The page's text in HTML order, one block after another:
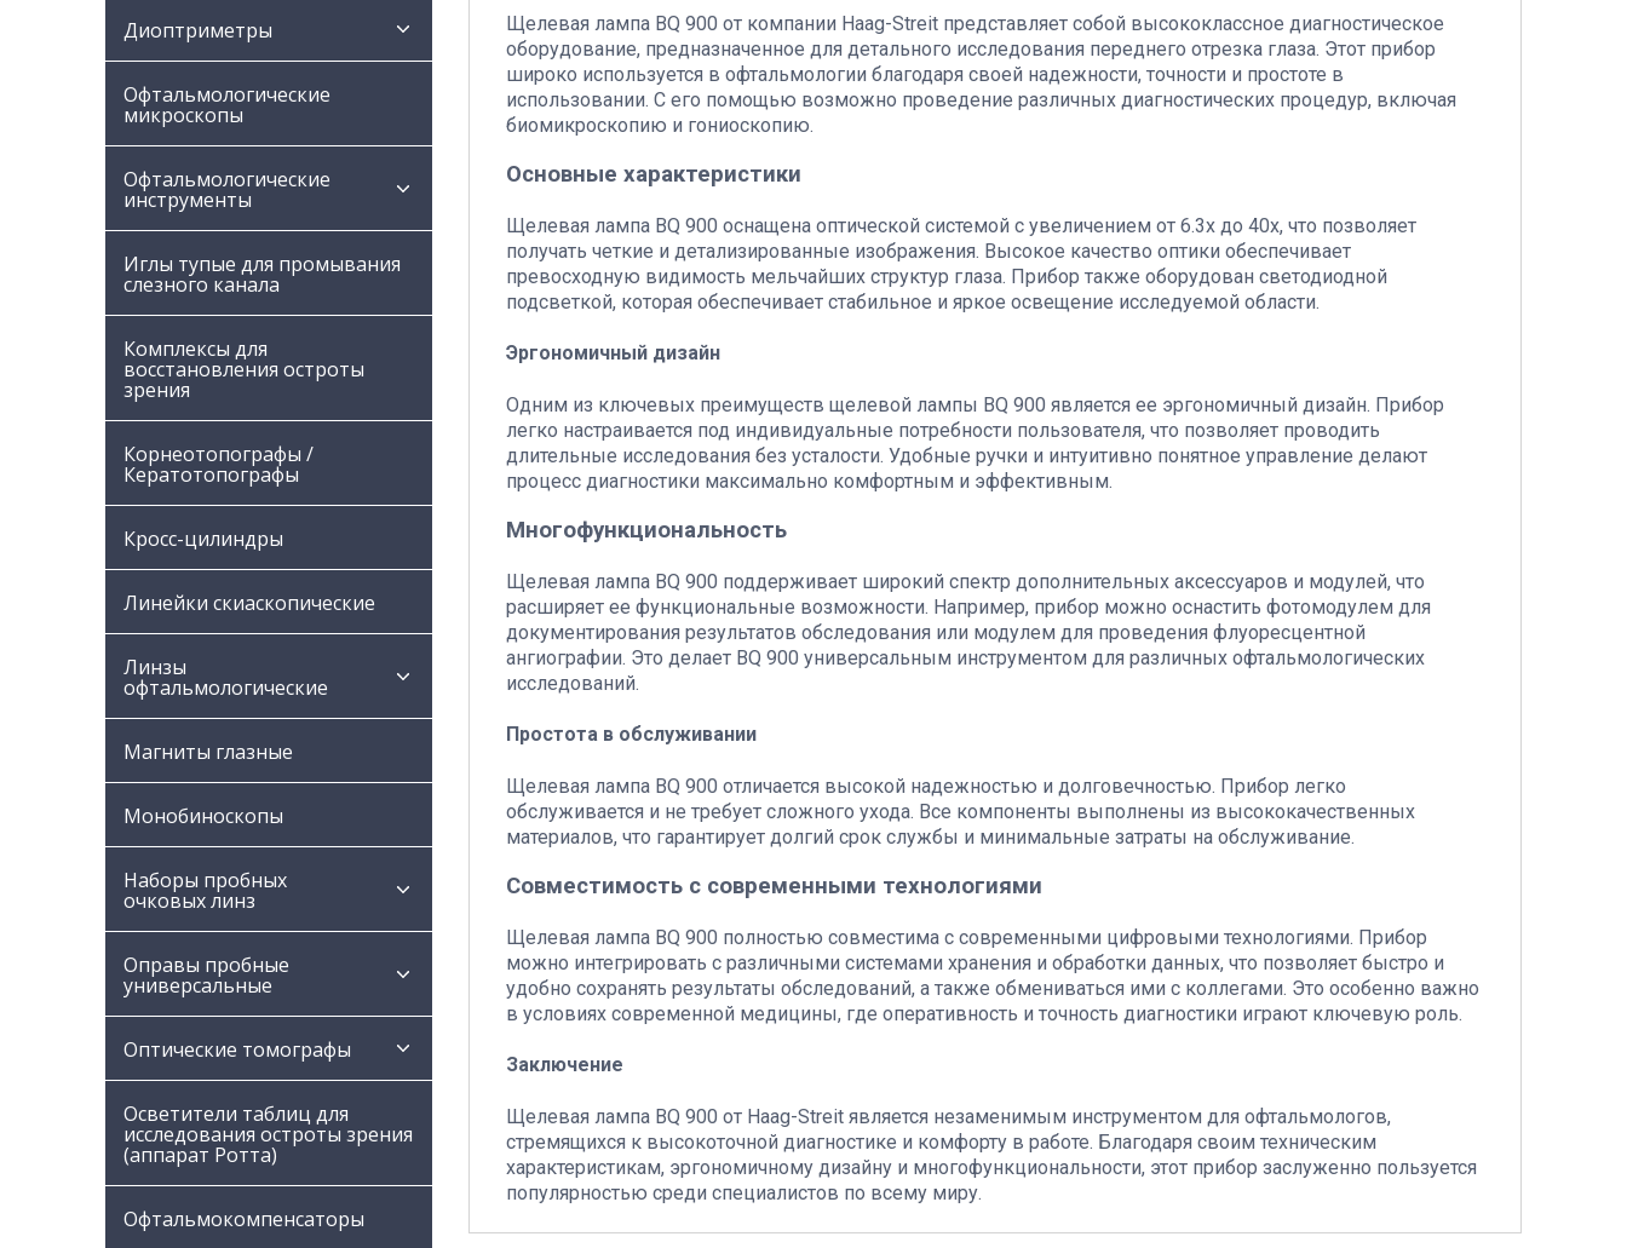
Диоптриметры
Офтальмологические
микроскопы
Офтальмологические
инструменты
Иглы тупые для промывания
слезного канала
Комплексы для
восстановления остроты
зрения
Корнеотопографы /
Кератотопографы
Кросс-цилиндры
Линейки скиаскопические
Линзы
офтальмологические
Магниты глазные
Монобиноскопы
Наборы пробных
очковых линз
Оправы пробные
универсальные
Оптические томографы
Осветители таблиц для
исследования остроты зрения
(аппарат Ротта)
Офтальмокомпенсаторы
Щелевая лампа BQ 900 от компании Haag-Streit представляет собой высококлассное диагностическое
оборудование, предназначенное для детального исследования переднего отрезка глаза. Этот прибор
широко используется в офтальмологии благодаря своей надежности, точности и простоте в
использовании. С его помощью возможно проведение различных диагностических процедур, включая
биомикроскопию и гониоскопию.
Основные характеристики
Щелевая лампа BQ 900 оснащена оптической системой с увеличением от 6.3x до 40x, что позволяет
получать четкие и детализированные изображения. Высокое качество оптики обеспечивает
превосходную видимость мельчайших структур глаза. Прибор также оборудован светодиодной
подсветкой, которая обеспечивает стабильное и яркое освещение исследуемой области.
Эргономичный дизайн
Одним из ключевых преимуществ щелевой лампы BQ 900 является ее эргономичный дизайн. Прибор
легко настраивается под индивидуальные потребности пользователя, что позволяет проводить
длительные исследования без усталости. Удобные ручки и интуитивно понятное управление делают
процесс диагностики максимально комфортным и эффективным.
Многофункциональность
Щелевая лампа BQ 900 поддерживает широкий спектр дополнительных аксессуаров и модулей, что
расширяет ее функциональные возможности. Например, прибор можно оснастить фотомодулем для
документирования результатов обследования или модулем для проведения флуоресцентной
ангиографии. Это делает BQ 900 универсальным инструментом для различных офтальмологических
исследований.
Простота в обслуживании
Щелевая лампа BQ 900 отличается высокой надежностью и долговечностью. Прибор легко
обслуживается и не требует сложного ухода. Все компоненты выполнены из высококачественных
материалов, что гарантирует долгий срок службы и минимальные затраты на обслуживание.
Совместимость с современными технологиями
Щелевая лампа BQ 900 полностью совместима с современными цифровыми технологиями. Прибор
можно интегрировать с различными системами хранения и обработки данных, что позволяет быстро и
удобно сохранять результаты обследований, а также обмениваться ими с коллегами. Это особенно важно
в условиях современной медицины, где оперативность и точность диагностики играют ключевую роль.
Заключение
Щелевая лампа BQ 900 от Haag-Streit является незаменимым инструментом для офтальмологов,
стремящихся к высокоточной диагностике и комфорту в работе. Благодаря своим техническим
характеристикам, эргономичному дизайну и многофункциональности, этот прибор заслуженно пользуется
популярностью среди специалистов по всему миру.